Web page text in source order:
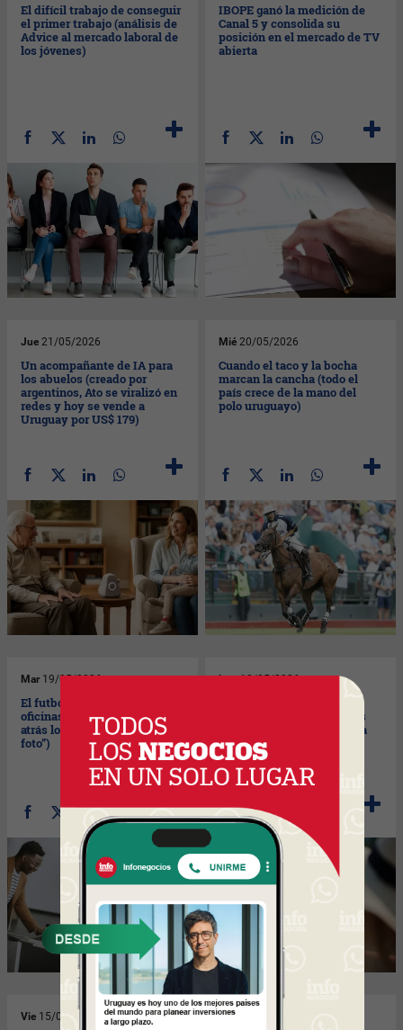
El difícil trabajo de conseguir
el primer trabajo (análisis de
Advice al mercado laboral de
los jóvenes)
IBOPE ganó la medición de
Canal 5 y consolida su
posición en el mercado de TV
abierta
Jue 21/05/2026
Un acompañante de IA para
los abuelos (creado por
argentinos, Ato se viralizó en
redes y hoy se vende a
Uruguay por US$ 179)
Mié 20/05/2026
Cuando el taco y la bocha
marcan la cancha (todo el
país crece de la mano del
polo uruguayo)
Mar 19/05/2026
El futbolito ya no alcanza (las
oficinas corporativas dejan
atrás los amenities “para la
foto”)
Lun18/05/2026
habitantes son los mismos
(¿por qué crece la demanda
de alquileres?)
Vie 15/05/2026 Jue